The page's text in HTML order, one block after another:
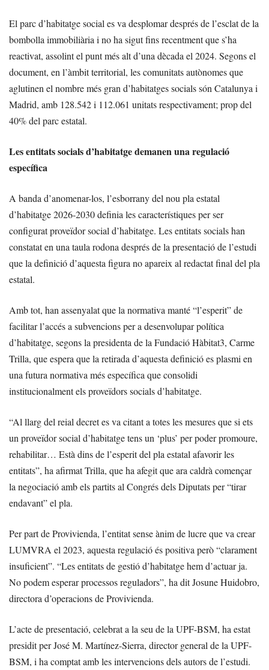
El parc d’habitatge social es va desplomar després de l’esclat de la
bombolla immobiliària i no ha sigut fins recentment que s’ha
reactivat, assolint el punt més alt d’una dècada el 2024. Segons el
document, en l’àmbit territorial, les comunitats autònomes que
aglutinen el nombre més gran d’habitatges socials són Catalunya i
Madrid, amb 128.542 i 112.061 unitats respectivament; prop del
40% del parc estatal.
Les entitats socials d’habitatge demanen una regulació
específica
A banda d’anomenar-los, l’esborrany del nou pla estatal
d’habitatge 2026-2030 definia les característiques per ser
configurat proveïdor social d’habitatge. Les entitats socials han
constatat en una taula rodona després de la presentació de l’estudi
que la definició d’aquesta figura no apareix al redactat final del pla
estatal.
Amb tot, han assenyalat que la normativa manté “l’esperit” de
facilitar l’accés a subvencions per a desenvolupar política
d’habitatge, segons la presidenta de la Fundació Hàbitat3, Carme
Trilla, que espera que la retirada d’aquesta definició es plasmi en
una futura normativa més específica que consolidi
institucionalment els proveïdors socials d’habitatge.
“Al llarg del reial decret es va citant a totes les mesures que si ets
un proveïdor social d’habitatge tens un ‘plus’ per poder promoure,
rehabilitar… Està dins de l’esperit del pla estatal afavorir les
entitats”, ha afirmat Trilla, que ha afegit que ara caldrà començar
la negociació amb els partits al Congrés dels Diputats per “tirar
endavant” el pla.
Per part de Provivienda, l’entitat sense ànim de lucre que va crear
LUMVRA el 2023, aquesta regulació és positiva però “clarament
insuficient”. “Les entitats de gestió d’habitatge hem d’actuar ja.
No podem esperar processos reguladors”, ha dit Josune Huidobro,
directora d’operacions de Provivienda.
L’acte de presentació, celebrat a la seu de la UPF-BSM, ha estat
presidit per José M. Martínez-Sierra, director general de la UPF-
BSM, i ha comptat amb les intervencions dels autors de l’estudi.